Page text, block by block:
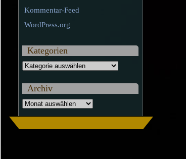
Kommentar-Feed
WordPress.org
Kategorien
Kategorien
Archiv
Archiv